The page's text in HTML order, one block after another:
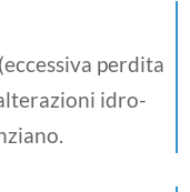
perdita
idro-